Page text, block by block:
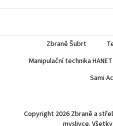
Zbraně Šubrt
Manipulační technika HANET
Sami
Copyright 2026 Zbraně a
myslivce.